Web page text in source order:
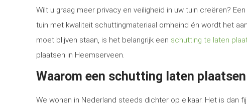
Wilt u graag meer privacy en veiligheid in uw tuin creëren?
tuin met kwaliteit schuttingmateriaal omheind én wordt het
moet blijven staan, is het belangrijk een schutting te laten
plaatsen in Heemserveen.
Waarom een schutting laten
We wonen in Nederland steeds dichter op elkaar. Het is dan